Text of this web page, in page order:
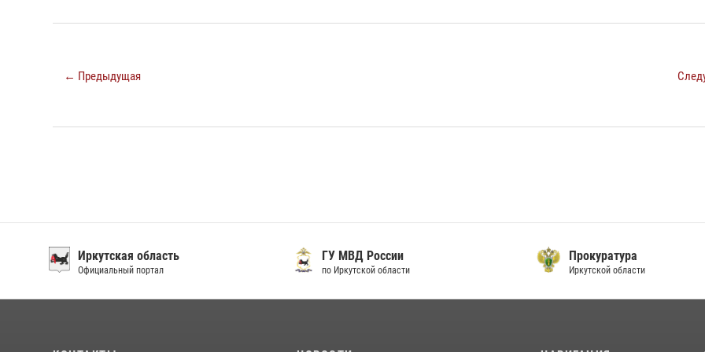
← Предыдущая
Иркутская область
Официальный портал
ГУ МВД России
по Иркутской области
Прокуратура
Иркутской области